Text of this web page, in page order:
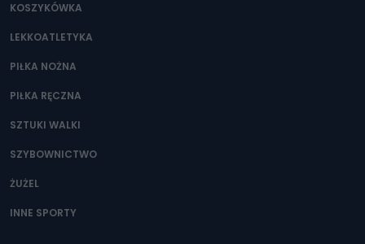
KOSZYKÓWKA
LEKKOATLETYKA
PIŁKA NOŻNA
PIŁKA RĘCZNA
SZTUKI WALKI
SZYBOWNICTWO
ŻUŻEL
INNE SPORTY